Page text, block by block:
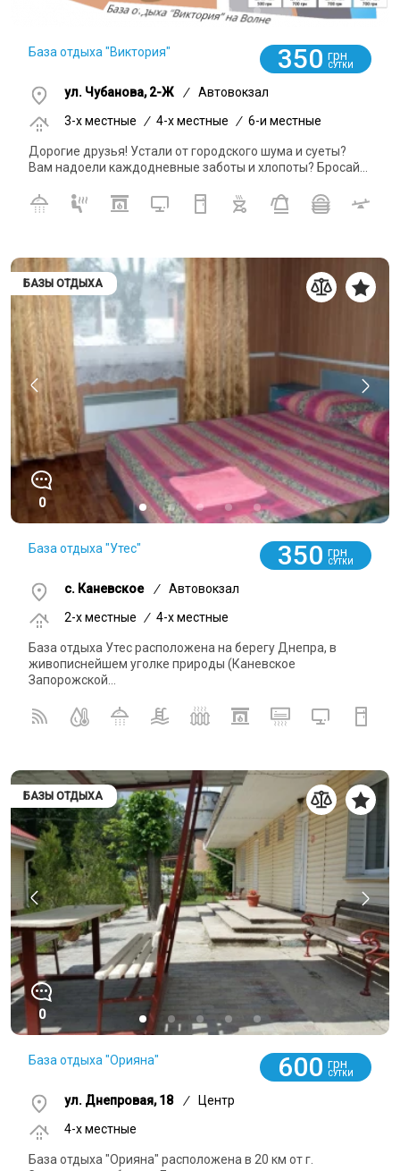
База отдыха "Виктория" 350 грн
СУТКИ
ул. Чубанова, 2-Ж /
Автовокзал
3-x местные
/ 4-x местные / 6-и местные
Дорогие друзья! Устали от городского шума и суеты?
Вам надоели каждодневные заботы и хлопоты? Бросай...
БАЗЫ ОТДЫХА
0
База отдыха "Утес" 350 грн
СУТКИ
с. Каневское /
Автовокзал
2-x местные
/ 4-x местные
База отдыха Утес расположена на берегу Днепра, в
живописнейшем уголке природы (Каневское
Запорожской...
БАЗЫ ОТДЫХА
0
База отдыха "Орияна" 600 грн
СУТКИ
ул. Днепровая, 18 /
Центр
4-x местные
База отдыха "Орияна" расположена в 20 км от г.